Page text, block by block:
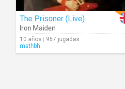
The Prisoner (Live)
Iron Maiden
10 años | 967 jugadas
mathbh